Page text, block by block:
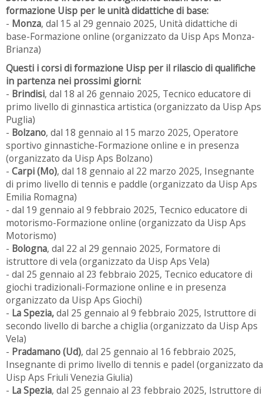
formazione Uisp per le unità didattiche di base:
- Monza, dal 15 al 29 gennaio 2025, Unità didattiche di
base-Formazione online (organizzato da Uisp Aps Monza-
Brianza)
Questi i corsi di formazione Uisp per il rilascio di qualifiche
in partenza nei prossimi giorni:
- Brindisi, dal 18 al 26 gennaio 2025, Tecnico educatore di
primo livello di ginnastica artistica (organizzato da Uisp Aps
Puglia)
- Bolzano, dal 18 gennaio al 15 marzo 2025, Operatore
sportivo ginnastiche-Formazione online e in presenza
(organizzato da Uisp Aps Bolzano)
- Carpi (Mo), dal 18 gennaio al 22 marzo 2025, Insegnante
di primo livello di tennis e paddle (organizzato da Uisp Aps
Emilia Romagna)
- dal 19 gennaio al 9 febbraio 2025, Tecnico educatore di
motorismo-Formazione online (organizzato da Uisp Aps
Motorismo)
- Bologna, dal 22 al 29 gennaio 2025, Formatore di
istruttore di vela (organizzato da Uisp Aps Vela)
- dal 25 gennaio al 23 febbraio 2025, Tecnico educatore di
giochi tradizionali-Formazione online e in presenza
organizzato da Uisp Aps Giochi)
- La Spezia,dal 25 gennaio al 9 febbraio 2025, Istruttore di
secondo livello di barche a chiglia (organizzato da Uisp Aps
Vela)
- Pradamano (Ud), dal 25 gennaio al 16 febbraio 2025,
Insegnante di primo livello di tennis e padel (organizzato da
Uisp Aps Friuli Venezia Giulia)
- La Spezia, dal 25 gennaio al 23 febbraio 2025, Istruttore di